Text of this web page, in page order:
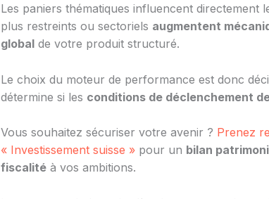
Les paniers thématiques influencent directement
plus restreints ou sectoriels augmentent
global de votre produit structuré.
Le choix du moteur de performance est donc
détermine si les conditions de déclenchement
Vous souhaitez sécuriser votre avenir ? Prenez
« Investissement suisse » pour un bilan
fiscalité à vos ambitions.